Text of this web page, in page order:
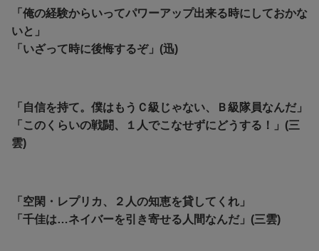
「俺の経験からいってパワーアップ出来る時にしておかな
いと」
「いざって時に後悔するぞ」(迅)
「自信を持て。僕はもうＣ級じゃない、Ｂ級隊員なんだ」
「このくらいの戦闘、１人でこなせずにどうする！」(三
雲)
「空閑・レプリカ、２人の知恵を貸してくれ」
「千佳は…ネイバーを引き寄せる人間なんだ」(三雲)